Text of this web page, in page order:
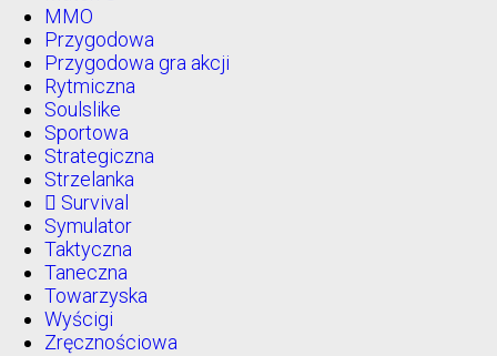
MMO
Przygodowa
Przygodowa gra akcji
Rytmiczna
Soulslike
Sportowa
Strategiczna
Strzelanka
Survival
Symulator
Taktyczna
Taneczna
Towarzyska
Wyścigi
Zręcznościowa